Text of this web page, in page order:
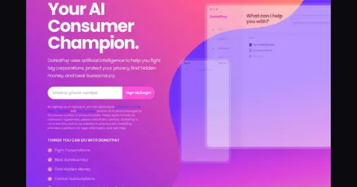
टूल्स की तुलना करें
हमारे बारे में